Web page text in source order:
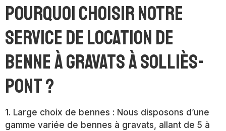
Pourquoi choisir notre
service de location de
benne à gravats à Solliès-
Pont ?
1. Large choix de bennes : Nous disposons d’une
gamme variée de bennes à gravats, allant de 5 à